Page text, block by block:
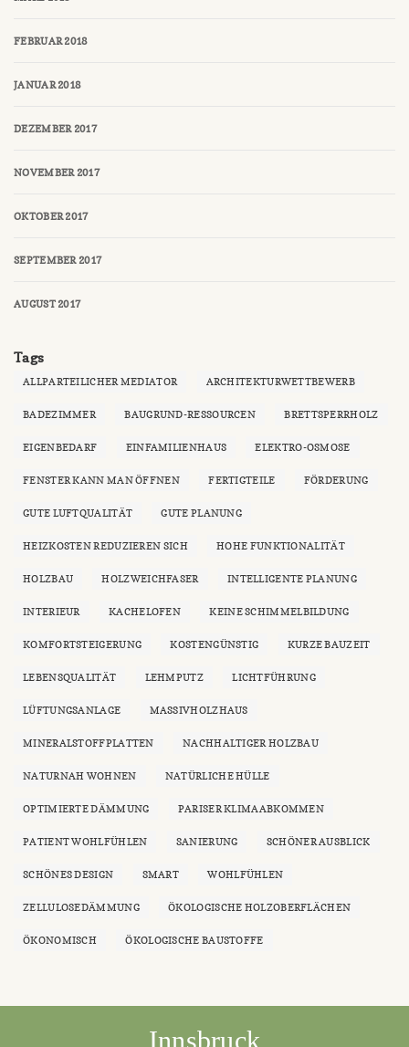
FEBRUAR 2018
JANUAR 2018
DEZEMBER 2017
NOVEMBER 2017
OKTOBER 2017
SEPTEMBER 2017
AUGUST 2017
Tags
ALLPARTEILICHER MEDIATOR ARCHITEKTURWETTBEWERB
BADEZIMMER BAUGRUND-RESSOURCEN BRETTSPERRHOLZ
EIGENBEDARF EINFAMILIENHAUS ELEKTRO-OSMOSE
FENSTER KANN MAN ÖFFNEN FERTIGTEILE FÖRDERUNG
GUTE LUFTQUALITÄT GUTE PLANUNG
HEIZKOSTEN REDUZIEREN SICH HOHE FUNKTIONALITÄT
HOLZBAU HOLZWEICHFASER INTELLIGENTE PLANUNG
INTERIEUR KACHELOFEN KEINE SCHIMMELBILDUNG
KOMFORTSTEIGERUNG KOSTENGÜNSTIG KURZE BAUZEIT
LEBENSQUALITÄT LEHMPUTZ LICHTFÜHRUNG
LÜFTUNGSANLAGE MASSIVHOLZHAUS
MINERALSTOFFPLATTEN NACHHALTIGER HOLZBAU
NATURNAH WOHNEN NATÜRLICHE HÜLLE
OPTIMIERTE DÄMMUNG PARISER KLIMAABKOMMEN
PATIENT WOHLFÜHLEN SANIERUNG SCHÖNER AUSBLICK
SCHÖNES DESIGN SMART WOHLFÜHLEN
ZELLULOSEDÄMMUNG ÖKOLOGISCHE HOLZOBERFLÄCHEN
ÖKONOMISCH ÖKOLOGISCHE BAUSTOFFE
Innsbruck